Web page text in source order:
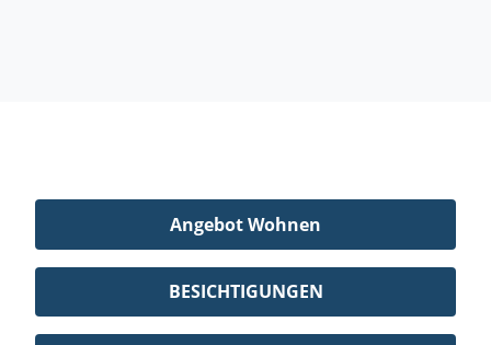
Angebot Wohnen
BESICHTIGUNGEN